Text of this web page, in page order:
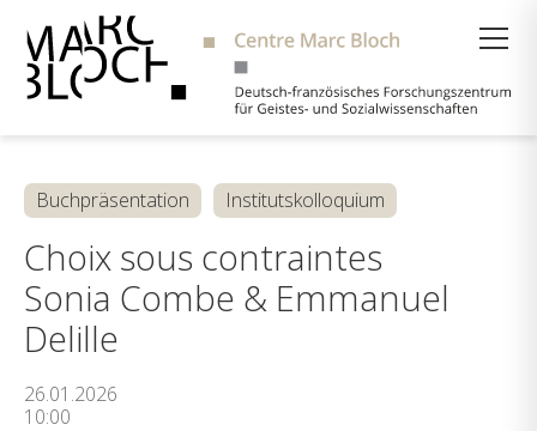
Buchpräsentation Institutskolloquium
Choix sous contraintes
Sonia Combe & Emmanuel
Delille
26.01.2026
10:00